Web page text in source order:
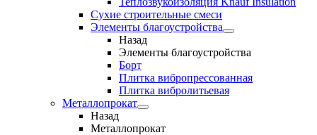
Сухие строительные смеси
Элементы благоустройства
Назад
Элементы благоустройства
Борт
Плитка вибропрессованная
Плитка вибролитьевая
Металлопрокат
Назад
Металлопрокат